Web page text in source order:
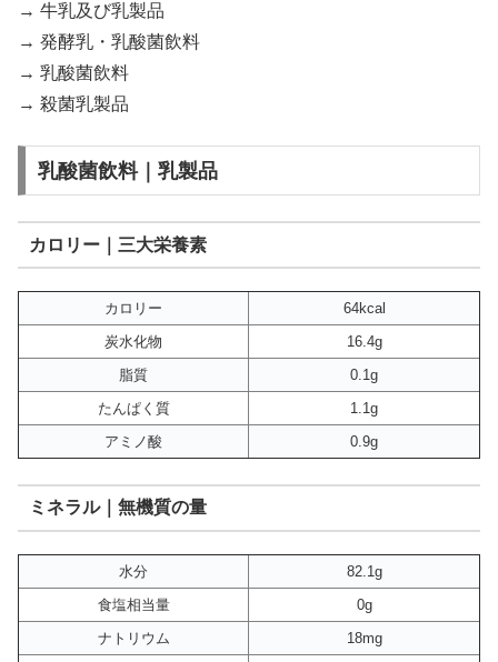
→ 牛乳及び乳製品
→ 発酵乳・乳酸菌飲料
→ 乳酸菌飲料
→ 殺菌乳製品
乳酸菌飲料｜乳製品
カロリー｜三大栄養素
カロリー
64kcal
炭水化物
16.4g
脂質
0.1g
たんぱく質
1.1g
アミノ酸
0.9g
ミネラル｜無機質の量
水分
82.1g
食塩相当量
0g
ナトリウム
18mg